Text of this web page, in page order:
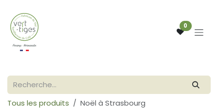
0
Tous les produits Noël à Strasbourg